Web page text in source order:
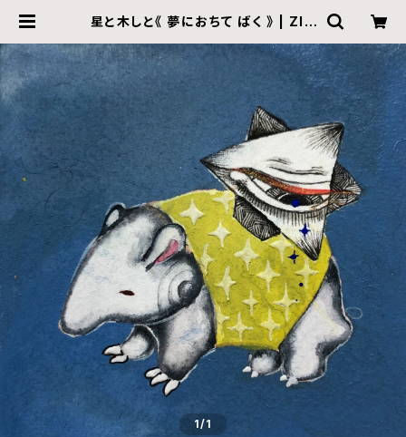
星と木しと《 夢におちて ばく 》 | ZIN
1/1